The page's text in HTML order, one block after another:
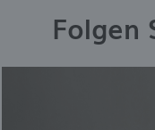
Folgen